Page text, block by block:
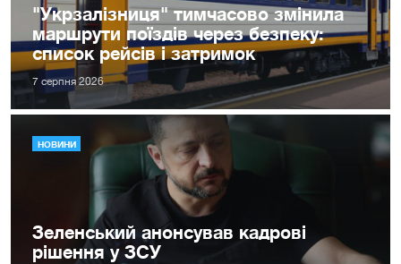
"Укрзалізниця" тимчасово змінила
маршрути поїздів через безпеку:
список рейсів і затримок
7 серпня 2026
НОВИНИ
Зеленський анонсував кадрові
рішення у ЗСУ